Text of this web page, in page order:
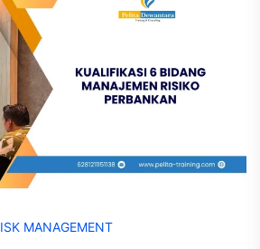
MANAGEMENT